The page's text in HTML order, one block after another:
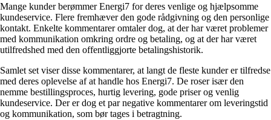
Mange kunder berømmer Energi7 for deres venlige og hjælpsomme
kundeservice. Flere fremhæver den gode rådgivning og den personlige
kontakt. Enkelte kommentarer omtaler dog, at der har været problemer
med kommunikation omkring ordre og betaling, og at der har været
utilfredshed med den offentliggjorte betalingshistorik.
Samlet set viser disse kommentarer, at langt de fleste kunder er tilfredse
med deres oplevelse af at handle hos Energi7. De roser især den
nemme bestillingsproces, hurtig levering, gode priser og venlig
kundeservice. Der er dog et par negative kommentarer om leveringstid
og kommunikation, som bør tages i betragtning.